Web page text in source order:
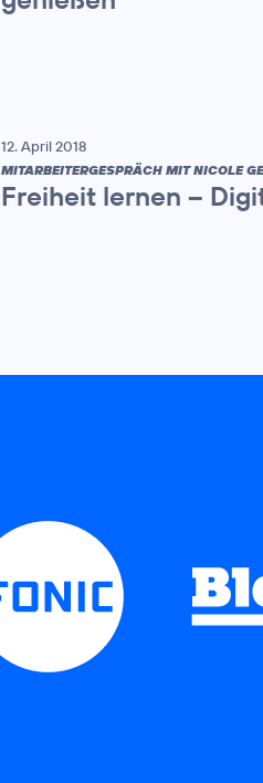
12. April 2018
MITARBEITERGESPRÄCH MIT NICOLE
Freiheit lernen –